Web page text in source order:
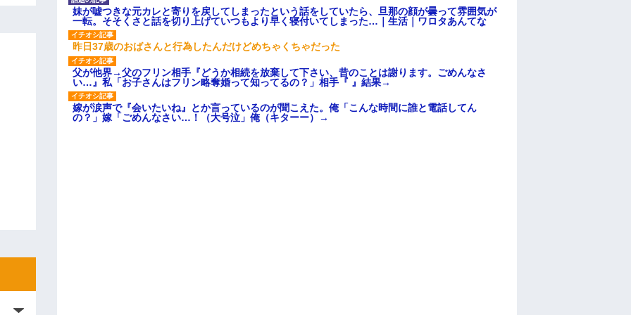
妹が嘘つきな元カレと寄りを戻してしまったという話をしていたら、旦那の顔が曇って雰囲気が
一転。そそくさと話を切り上げていつもより早く寝付いてしまった…｜生活｜ワロタあんてな
昨日37歳のおばさんと行為したんだけどめちゃくちゃだった
父が他界→父のフリン相手『どうか相続を放棄して下さい、昔のことは謝ります。ごめんなさ
い…』私「お子さんはフリン略奪婚って知ってるの？」相手『 』結果→
嫁が涙声で『会いたいね』とか言っているのが聞こえた。俺「こんな時間に誰と電話してん
の？」嫁「ごめんなさい…！（大号泣」俺（キターー）→